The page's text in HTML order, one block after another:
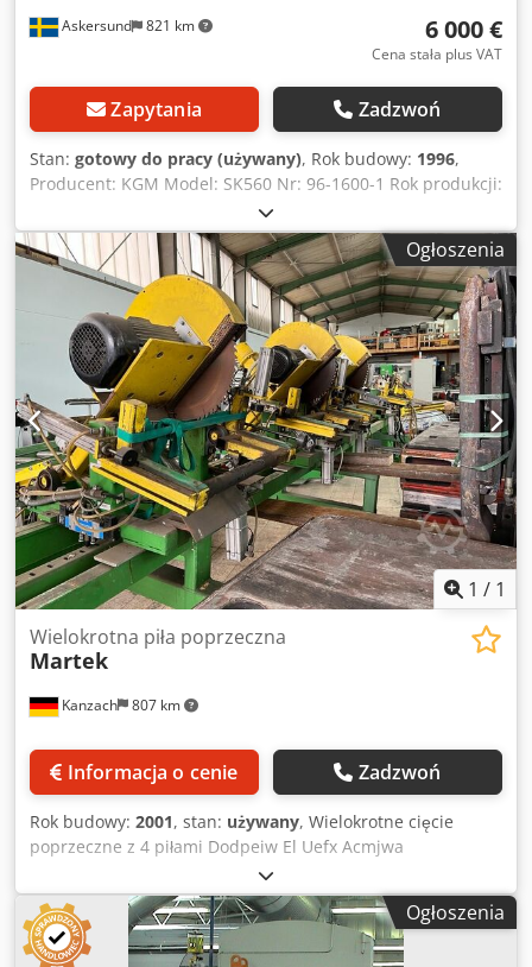
Askersund 821 km 6 000 €
Cena stała plus VAT
Zapytania Zadzwoń
Stan: gotowy do pracy (używany), Rok budowy: 1996,
Producent: KGM Model: SK560 Nr: 96-1600-1 Rok produkcji:
1996 Piła poprzeczna o dużej wydajności cięcia;
wyposażona w hydrauliczny system posuwu dla osłony piły
i ram wyrzucających oraz piłę o ruchu wahadłowym;
przeznaczona do obróbki dużych, długich elementów,
takich jak belki klejone, itp. Dsdpfezl Tuvjx Acmswa DANE
TECHNICZNE Podajnik wejściowy: 6 metrów, rolki o
średnicy 600 mm Piła poprzeczna z hydrauliczną jednostką
napędową Wydajność cięcia (przybliżona): 200 x 600 mm
(wysokość x szerokość) Podajnik wyjściowy: 8 metrów, rolki
o średnicy 600 mm + dodatkowy 2-metrowy odcinek
podajnika Zasilanie: 400 V, 50 Hz, trójfazowe
Ogłoszenia
1 / 1
Kanzach 807 km
Wielokrotna piła poprzeczna
Martek
Informacja o cenie Zadzwoń
Rok budowy: 2001, stan: używany, Wielokrotne cięcie
poprzeczne z 4 piłami Dodpeiw El Uefx Acmjwa
Ogłoszenia